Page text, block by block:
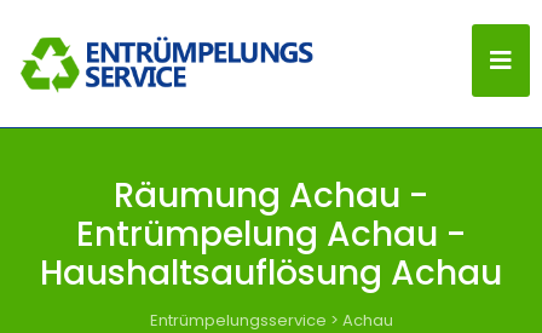
Räumung Achau -
Entrümpelung Achau -
Haushaltsauflösung Achau
Entrümpelungsservice > Achau